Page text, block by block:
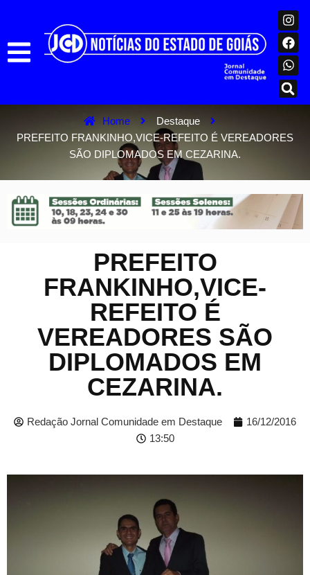
Home
Destaque
PREFEITO FRANKINHO,VICE-REFEITO É VEREADORES
SÃO DIPLOMADOS EM CEZARINA.
PREFEITO
FRANKINHO,VICE-
REFEITO É
VEREADORES SÃO
DIPLOMADOS EM
CEZARINA.
Redação Jornal Comunidade em Destaque
16/12/2016
13:50